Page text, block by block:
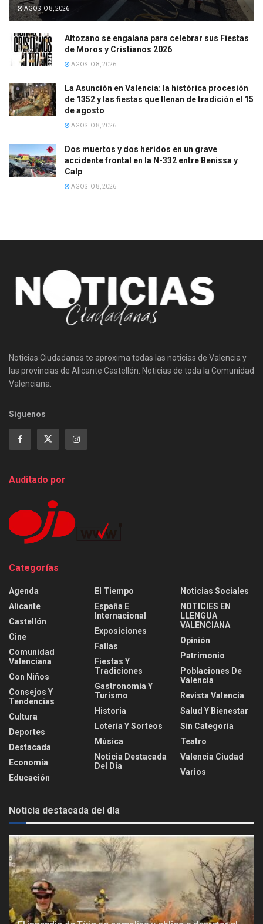
AGOSTO 8, 2026
Altozano se engalana para celebrar sus Fiestas
de Moros y Cristianos 2026
AGOSTO 8, 2026
La Asunción en Valencia: la histórica procesión
de 1352 y las fiestas que llenan de tradición el 15
de agosto
AGOSTO 8, 2026
Dos muertos y dos heridos en un grave
accidente frontal en la N-332 entre Benissa y
Calp
AGOSTO 8, 2026
Noticias Ciudadanas te aproxima todas las noticias de Valencia y
las provincias de Alicante Castellón. Noticias de toda la Comunidad
Valenciana.
Siguenos
Auditado por
Categorías
Agenda
Alicante
Castellón
Cine
Comunidad
Valenciana
Con Niños
Consejos Y
Tendencias
Cultura
Deportes
Destacada
Economía
Educación
El Tiempo
España E
Internacional
Exposiciones
Fallas
Fiestas Y
Tradiciones
Gastronomía Y
Turismo
Historia
Lotería Y Sorteos
Música
Noticia Destacada
Del Día
Noticias Sociales
NOTICIES EN
LLENGUA
VALENCIANA
Opinión
Patrimonio
Poblaciones De
Valencia
Revista Valencia
Salud Y Bienestar
Sin Categoría
Teatro
Valencia Ciudad
Varios
Noticia destacada del día